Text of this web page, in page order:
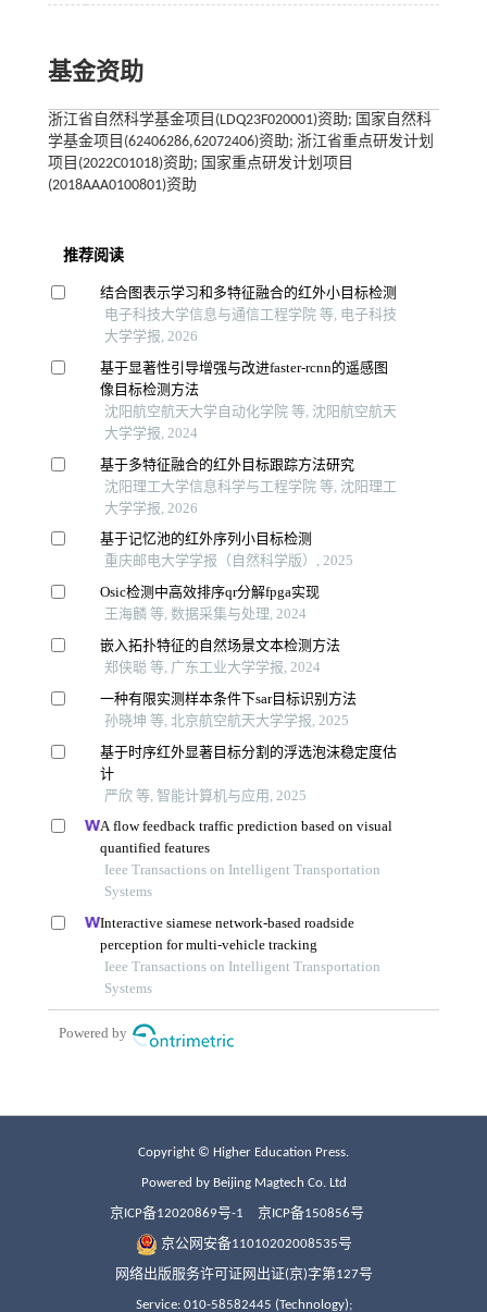
基金资助
浙江省自然科学基金项目(LDQ23F020001)资助; 国家自然科
学基金项目(62406286,62072406)资助; 浙江省重点研发计划
项目(2022C01018)资助; 国家重点研发计划项目
(2018AAA0100801)资助
Copyright © Higher Education Press.
Powered by Beijing Magtech Co. Ltd
京ICP备12020869号-1 京ICP备150856号
京公网安备11010202008535号
网络出版服务许可证网出证(京)字第127号
Service: 010-58582445 (Technology);